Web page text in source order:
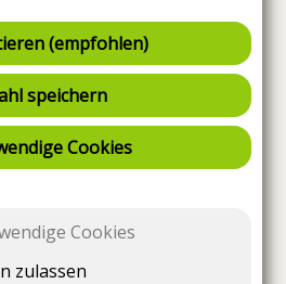
(empfohlen)
speichern
Cookies
Cookies
zulassen